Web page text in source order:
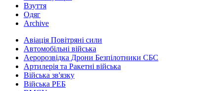
Взуття
Одяг
Archive
Авіація Повітряні сили
Автомобільні війська
Аеророзвідка Дрони Безпілотники СБС
Артилерія та Ракетні війська
Війська зв'язку
Війська РЕБ